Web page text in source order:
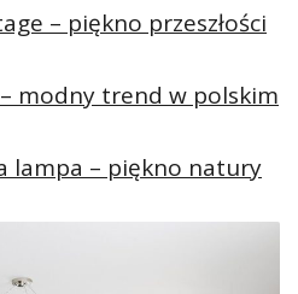
– piękno przeszłości
modny trend w polskim
lampa – piękno natury